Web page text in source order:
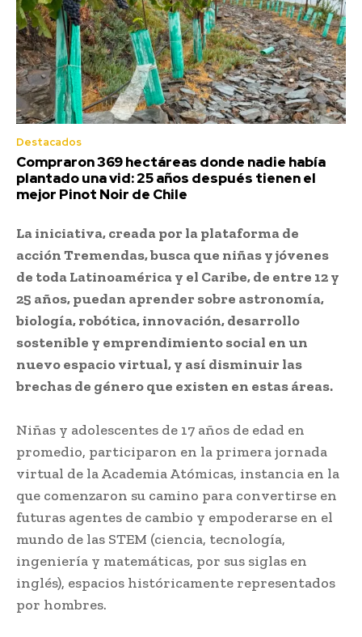
Destacados
Compraron 369 hectáreas donde nadie había
plantado una vid: 25 años después tienen el
mejor Pinot Noir de Chile
La iniciativa, creada por la plataforma de
acción Tremendas, busca que niñas y jóvenes
de toda Latinoamérica y el Caribe, de entre 12 y
25 años, puedan aprender sobre astronomía,
biología, robótica, innovación, desarrollo
sostenible y emprendimiento social en un
nuevo espacio virtual, y así disminuir las
brechas de género que existen en estas áreas.
Niñas y adolescentes de 17 años de edad en
promedio, participaron en la primera jornada
virtual de la Academia Atómicas, instancia en la
que comenzaron su camino para convertirse en
futuras agentes de cambio y empoderarse en el
mundo de las STEM (ciencia, tecnología,
ingeniería y matemáticas, por sus siglas en
inglés), espacios históricamente representados
por hombres.